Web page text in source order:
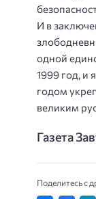
И в
одной
1999 год, и
годом
великим
Газета
Поделитесь с